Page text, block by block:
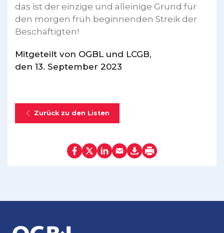
das ist der einzige und alleinige Grund für
den morgen früh beginnenden Streik der
Beschäftigten!
Mitgeteilt von OGBL und LCGB,
den 13. September 2023
Zurück zu den Listen